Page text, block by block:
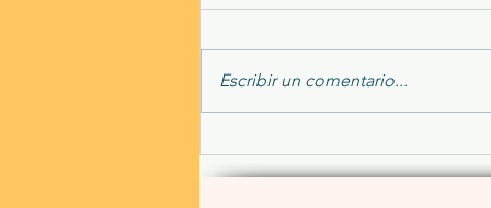
Maestros en el amor
Escribir un comentario...